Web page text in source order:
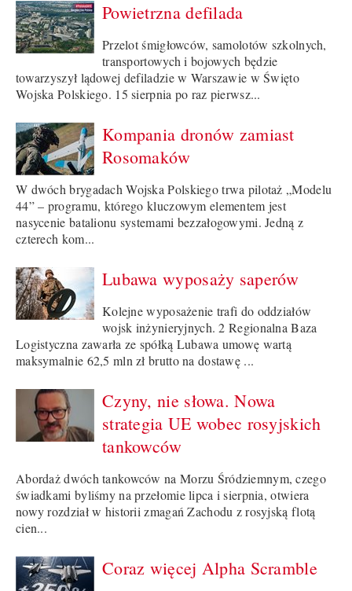
Powietrzna defilada
Przelot śmigłowców, samolotów szkolnych,
transportowych i bojowych będzie
towarzyszył lądowej defiladzie w Warszawie w Święto
Wojska Polskiego. 15 sierpnia po raz pierwsz...
Kompania dronów zamiast
Rosomaków
W dwóch brygadach Wojska Polskiego trwa pilotaż „Modelu
44” – programu, którego kluczowym elementem jest
nasycenie batalionu systemami bezzałogowymi. Jedną z
czterech kom...
Lubawa wyposaży saperów
Kolejne wyposażenie trafi do oddziałów
wojsk inżynieryjnych. 2 Regionalna Baza
Logistyczna zawarła ze spółką Lubawa umowę wartą
maksymalnie 62,5 mln zł brutto na dostawę ...
Czyny, nie słowa. Nowa
strategia UE wobec rosyjskich
tankowców
Abordaż dwóch tankowców na Morzu Śródziemnym, czego
świadkami byliśmy na przełomie lipca i sierpnia, otwiera
nowy rozdział w historii zmagań Zachodu z rosyjską flotą
cien...
Coraz więcej Alpha Scramble